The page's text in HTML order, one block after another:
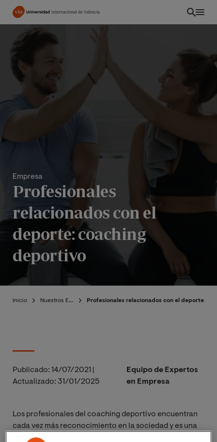
Pasar
contenido
principal
Empresa
Profesionales
relacionados con el
deporte: coaching
deportivo
Inicio Nuestros Expertos Profesionales relacionados con el deporte:
Publicado: 14/07/2021
Actualizado: 31/01/2025
Equipo de Expertos
en Empresa
Los profesionales del coaching deportivo encuentran
cada vez más reconocimiento en la sociedad y es una
disciplina que se ha puesto muy de moda en los últimos